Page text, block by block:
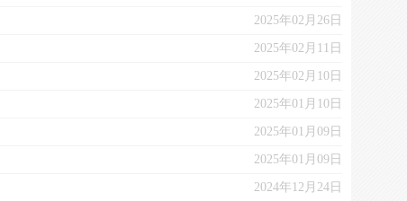
2025年02月26日
2025年02月11日
2025年02月10日
2025年01月10日
2025年01月09日
2025年01月09日
2024年12月24日